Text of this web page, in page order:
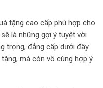
tặng cao cấp phù hợp cho
là những gợi ý tuyệt vời
trọng, đẳng cấp dưới đây
mà còn vô cùng hợp ý